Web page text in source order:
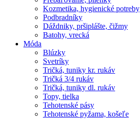
Kozmetika, hygienické potreby
Podbradníky
Dáždniky, pršiplášte, čižmy
Batohy, vrecká
Móda
Blúzky
Svetríky
Tričká, tuniky kr. rukáv
Tričká 3/4 rukáv
Tričká, tuniky dl. rukáv
Topy, tielka
Tehotenské pásy
Tehotenské pyžama, košeľe